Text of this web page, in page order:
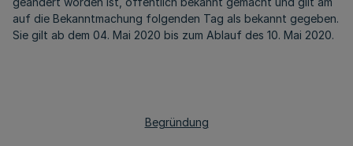
auf die Bekanntmachung folgenden Tag als bekannt gegeben.
Sie gilt ab dem 04. Mai 2020 bis zum Ablauf des 10. Mai 2020.
Begründung